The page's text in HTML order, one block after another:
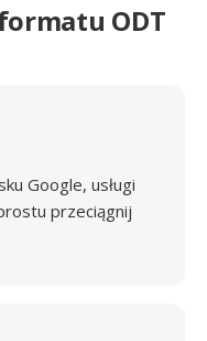
ODT
Google, usługi
przeciągnij